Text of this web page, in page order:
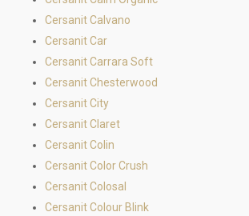
Cersanit Calvano
Cersanit Car
Cersanit Carrara Soft
Cersanit Chesterwood
Cersanit City
Cersanit Claret
Cersanit Colin
Cersanit Color Crush
Cersanit Colosal
Cersanit Colour Blink